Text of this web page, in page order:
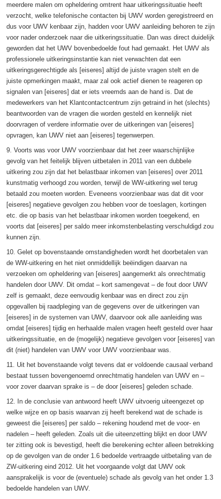
meerdere malen om opheldering omtrent haar uitkeringssituatie heeft
verzocht, welke telefonische contacten bij UWV worden geregistreerd en
dus voor UWV kenbaar zijn, hadden voor UWV aanleiding behoren te zijn
voor nader onderzoek naar die uitkeringssituatie. Dan was direct duidelijk
geworden dat het UWV bovenbedoelde fout had gemaakt. Het UWV als
professionele uitkeringsinstantie kan niet verwachten dat een
uitkeringsgerechtigde als [eiseres] altijd de juiste vragen stelt en de
juiste opmerkingen maakt, maar zal ook actief dienen te reageren op
signalen van [eiseres] dat er iets vreemds aan de hand is. Dat de
medewerkers van het Klantcontactcentrum zijn getraind in het (slechts)
beantwoorden van de vragen die worden gesteld en kennelijk niet
doorvragen of verdere informatie over de uitkeringen van [eiseres]
opvragen, kan UWV niet aan [eiseres] tegenwerpen.
9. Voorts was voor UWV voorzienbaar dat het zeer waarschijnlijke
gevolg van het feitelijk blijven uitbetalen in 2011 van een dubbele
uitkering zou zijn dat het belastbaar inkomen van [eiseres] over 2011
kunstmatig verhoogd zou worden, terwijl de WW-uitkering wel terug
betaald zou moeten worden. Eveneens voorzienbaar was dat dit voor
[eiseres] negatieve gevolgen zou hebben voor de toeslagen, kortingen
etc. die op basis van het belastbaar inkomen worden toegekend, en
voorts dat [eiseres] per saldo meer inkomstenbelasting verschuldigd zou
kunnen zijn.
10. Gelet op bovenstaande omstandigheden wordt het doorbetalen van
de WW-uitkering en het niet onmiddellijk beëindigen daarvan na
verzoeken om opheldering van [eiseres] aangemerkt als onrechtmatig
handelen door UWV. Dit omdat – kort samengevat – de fout door UWV
zelf is gemaakt, deze eenvoudig kenbaar was en direct zou zijn
opgevallen bij raadpleging van de gegevens over de uitkeringen van
[eiseres] in de systemen van UWV, daarvoor ook alle aanleiding was
omdat [eiseres] tijdig en herhaalde malen vragen heeft gesteld over haar
uitkeringssituatie, en de (mogelijk) negatieve gevolgen voor [eiseres] van
dit (niet) handelen van UWV voor UWV voorzienbaar was.
11. Uit het bovenstaande volgt tevens dat er voldoende causaal verband
bestaat tussen bovengenoemd onrechtmatig handelen van UWV en –
voor zover daarvan sprake is – de door [eiseres] geleden schade.
12. In de conclusie van antwoord heeft UWV uitvoerig uiteengezet op
welke wijze en op basis waarvan zij heeft berekend wat de schade is
geweest die [eiseres] per saldo – rekening houdend met de voor- en
nadelen – heeft geleden. Zoals uit die uiteenzetting blijkt en door UWV
ter zitting ook is bevestigd, heeft die berekening echter alleen betrekking
op de gevolgen van de onder 1.6 bedoelde vertraagde uitbetaling van de
ZW-uitkering eind 2012. Uit het voorgaande volgt dat UWV ook
aansprakelijk is voor de (eventuele) schade als gevolg van het onder 1.3
bedoelde handelen van UWV.